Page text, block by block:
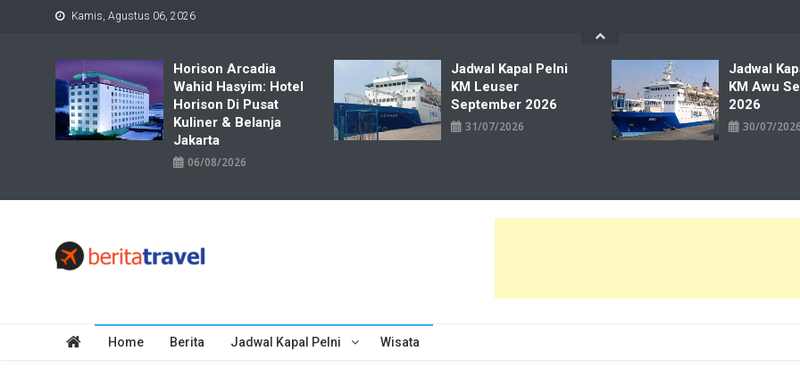
Kamis, Agustus 06, 2026
Horison Arcadia
Wahid Hasyim: Hotel
Horison Di Pusat
Kuliner & Belanja
Jakarta
06/08/2026
Jadwal Kapal Pelni
KM Leuser
September 2026
31/07/2026
Jadwal
KM Awu
2026
30/07/
Home Berita Jadwal Kapal Pelni Wisata